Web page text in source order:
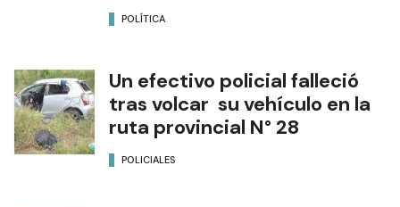
POLÍTICA
Un efectivo policial falleció
tras volcar su vehículo en la
ruta provincial N° 28
POLICIALES